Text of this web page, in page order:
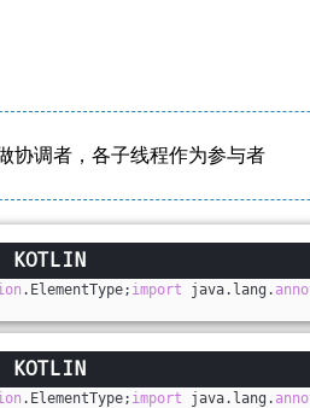
协调者，各子线程作为参与者
.ElementType; import java.lang.
.ElementType; import java.lang.